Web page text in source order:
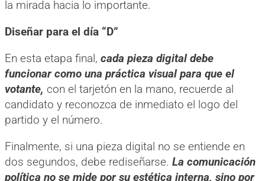
la mirada hacia lo importante.
Diseñar para el día “D”
En esta etapa final, cada pieza digital debe
funcionar como una práctica visual para que el
votante, con el tarjetón en la mano, recuerde al
candidato y reconozca de inmediato el logo del
partido y el número.
Finalmente, si una pieza digital no se entiende en
dos segundos, debe rediseñarse. La comunicación
política no se mide por su estética interna, sino por